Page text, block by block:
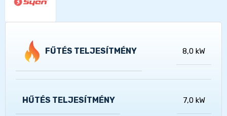
FŰTÉS TELJESÍTMÉNY 8,0 kW
HŰTÉS TELJESÍTMÉNY 7,0 kW